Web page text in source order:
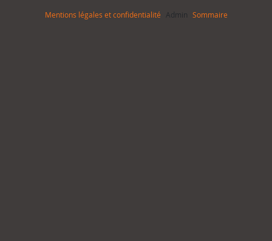
Mentions légales et confidentialité Admin Sommaire